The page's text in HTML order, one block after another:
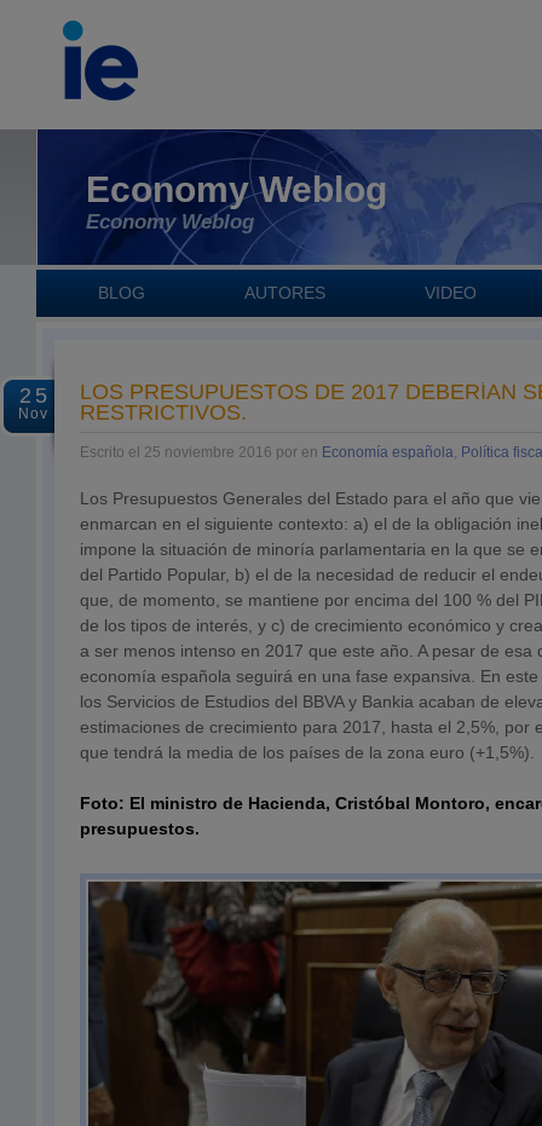
Economy Weblog
Economy Weblog
BLOG AUTORES VIDEO
25
Nov
LOS PRESUPUESTOS DE 2017 DEBERÍAN
RESTRICTIVOS.
Escrito el 25 noviembre 2016 por en Economía española, Política
Los Presupuestos Generales del Estado para el año que
enmarcan en el siguiente contexto: a) el de la obligación
impone la situación de minoría parlamentaria en la que se
del Partido Popular, b) el de la necesidad de reducir el
que, de momento, se mantiene por encima del 100 % del
de los tipos de interés, y c) de crecimiento económico y
a ser menos intenso en 2017 que este año. A pesar de esa
economía española seguirá en una fase expansiva. En
los Servicios de Estudios del BBVA y Bankia acaban de
estimaciones de crecimiento para 2017, hasta el 2,5%, por
que tendrá la media de los países de la zona euro (+1,5%).
Foto: El ministro de Hacienda, Cristóbal Montoro,
presupuestos.